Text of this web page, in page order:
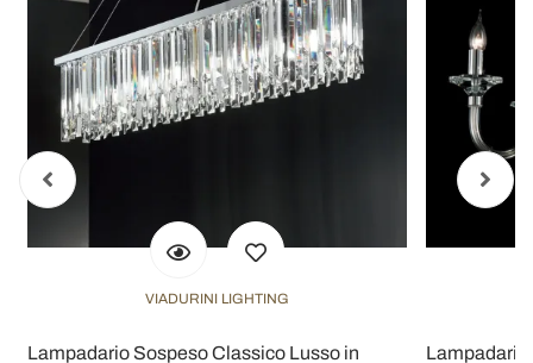
VIADURINI LIGHTING
Lampadario Sospeso Classico Lusso in
Lampadario